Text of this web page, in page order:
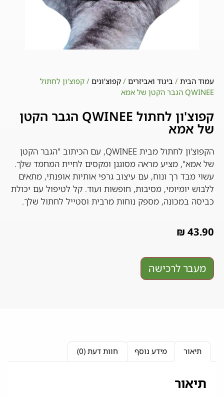
עמוד הבית / ביגוד ואביזרים / קפוצ'ונים / קפוצ'ון לחתול
QWINEE הגבר הקטן של אמא
קפוצ'ון לחתול QWINEE הגבר הקטן
של אמא
הקפוצ'ון לחתול מבית QWINEE, עם הכיתוב "הגבר הקטן
של אמא", מציע מראה מסוגנן ומקסים לחיית המחמד שלך.
עשוי מבד רך ונוח, עם עיצוב גרפי אותיות אופנתי, מתאים
ללבוש יומיומי, מסיבות, חופשות ועוד. קל לטיפול עם יכולת
כביסה במכונה, מספק נוחות מרבית וסטייל לחתול שלך.
₪ 43.90
מעבר לרכישה
תיאור מידע נוסף חוות דעת (0)
תיאור